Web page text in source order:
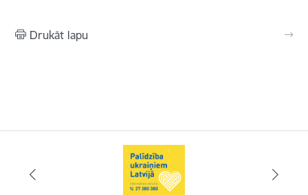
Drukāt lapu